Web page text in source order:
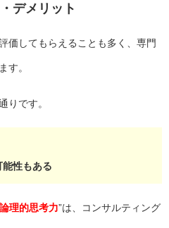
デメリット
価してもらえることも多く、専門
す。
りです。
能性もある
論理的思考力”は、コンサルティング